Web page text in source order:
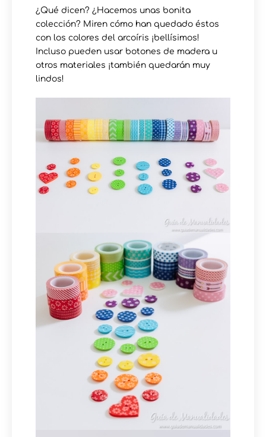
¿Qué dicen? ¿Hacemos unas bonita
colección? Miren cómo han quedado éstos
con los colores del arcoíris ¡bellísimos!
Incluso pueden usar botones de madera u
otros materiales ¡también quedarán muy
lindos!